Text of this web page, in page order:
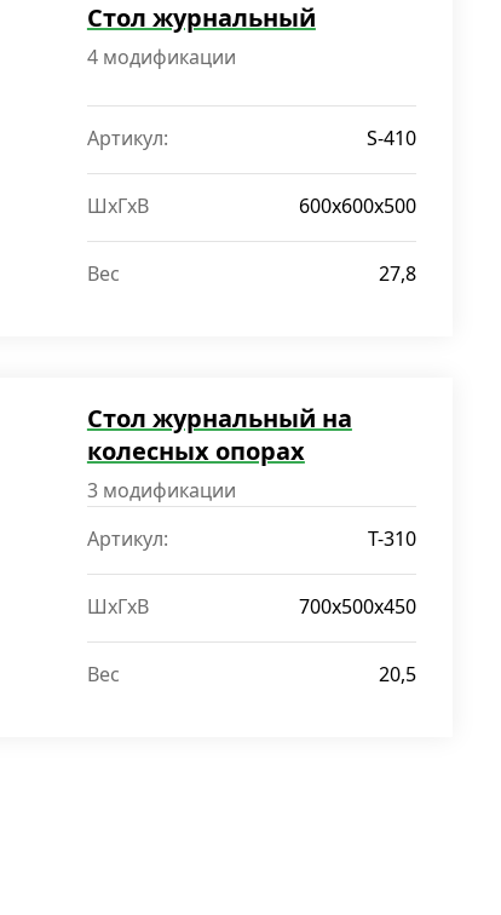
Стол журнальный
4 модификации
Артикул: S-410
ШxГxВ 600x600x500
Вес 27,8
Стол журнальный на
колесных опорах
3 модификации
Артикул: T-310
ШxГxВ 700x500x450
Вес 20,5